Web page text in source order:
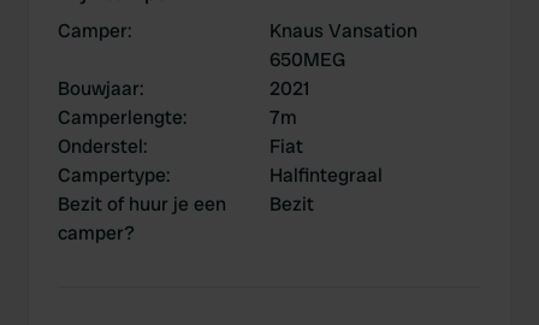
Camper:
Knaus Vansation
650MEG
Bouwjaar:
2021
Camperlengte:
7m
Onderstel:
Fiat
Campertype:
Halfintegraal
Bezit of huur je een
camper?
Bezit